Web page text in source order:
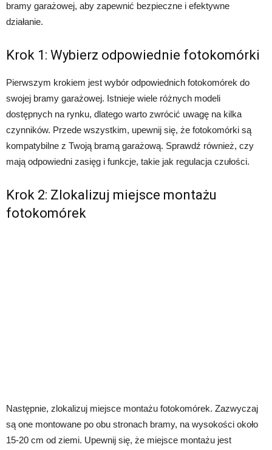
bramy garażowej, aby zapewnić bezpieczne i efektywne
działanie.
Krok 1: Wybierz odpowiednie fotokomórki
Pierwszym krokiem jest wybór odpowiednich fotokomórek do
swojej bramy garażowej. Istnieje wiele różnych modeli
dostępnych na rynku, dlatego warto zwrócić uwagę na kilka
czynników. Przede wszystkim, upewnij się, że fotokomórki są
kompatybilne z Twoją bramą garażową. Sprawdź również, czy
mają odpowiedni zasięg i funkcje, takie jak regulacja czułości.
Krok 2: Zlokalizuj miejsce montażu
fotokomórek
Następnie, zlokalizuj miejsce montażu fotokomórek. Zazwyczaj
są one montowane po obu stronach bramy, na wysokości około
15-20 cm od ziemi. Upewnij się, że miejsce montażu jest